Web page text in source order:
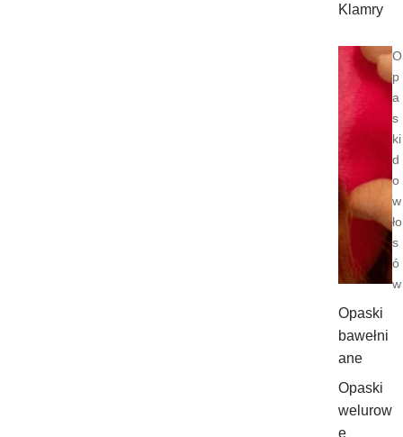
Klamry
O
p
a
s
ki
d
o
w
ło
s
ó
w
Opaski
bawełni
ane
Opaski
welurow
e